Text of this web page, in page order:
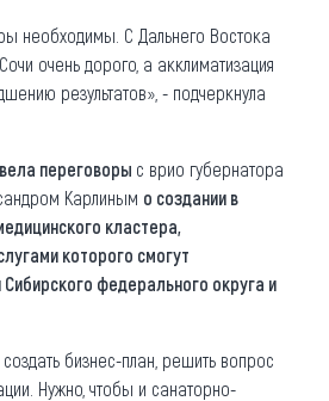
необходимы. С Дальнего Востока
очень дорого, а акклиматизация
результатов», - подчеркнула
переговоры с врио губернатора
Карлиным о создании в
кластера,
которого смогут
федерального округа и
бизнес-план, решить вопрос
Нужно, чтобы и санаторно-